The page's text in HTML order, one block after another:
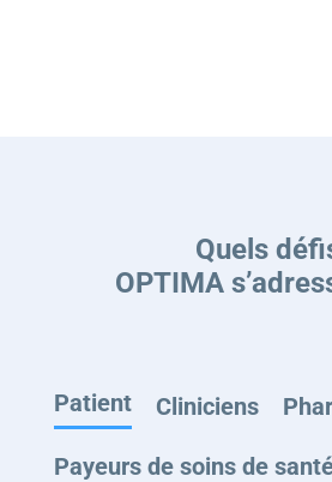
Quels
OPTIMA
Patient Cliniciens
Payeurs de soins de